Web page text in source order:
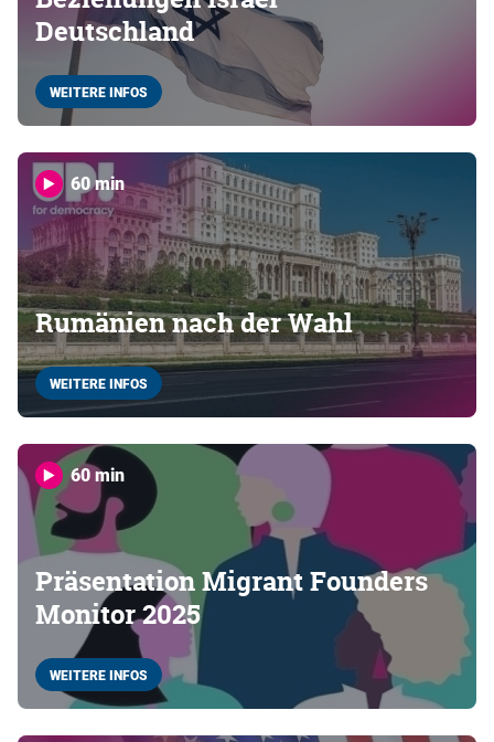
Deutschland
WEITERE INFOS
60 min
Rumänien nach der Wahl
WEITERE INFOS
60 min
Präsentation Migrant Founders
Monitor 2025
WEITERE INFOS